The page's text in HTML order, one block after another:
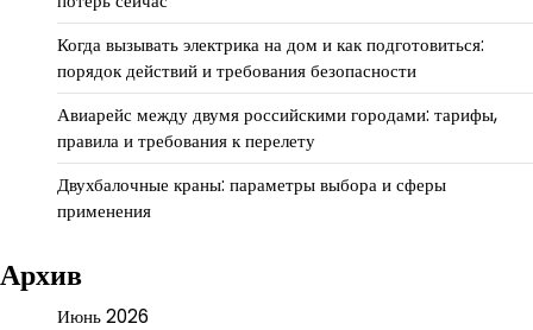
Когда вызывать электрика на дом и как подготовиться:
порядок действий и требования безопасности
Авиарейс между двумя российскими городами: тарифы,
правила и требования к перелету
Двухбалочные краны: параметры выбора и сферы
применения
Архив
Июнь 2026